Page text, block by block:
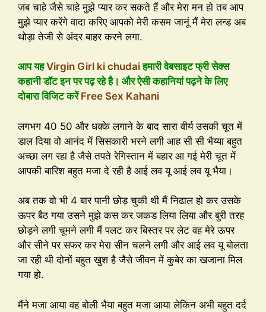
जब चाहे जैसे चाहे मुझे प्यार कर सकते हैं और मेरा मन हो तब आप
मुझे प्यार करेंगे वादा करिए आपको मेरी कसम जानूं मैं मेरा लन्ड अब
थोड़ा तेजी से अंदर बाहर करने लगा.
आप यहVirgin Girl ki chudaiहमारी वेबसाइट फ्री सेक्स
कहानी डॉट इन पर पढ़ रहे है। और ऐसी कहानियां पढ़ने के लिए
दोबारा विजिट करेंFree Sex Kahani
लगभग 40 50 और धक्के लगाने के बाद सारा वीर्य उसकी चूत में
डाल दिया वो आनंद में सिसकारी भरने लगी आह सी सी भैय्या बहुत
अच्छा लग रहा है जैसे तपते रेगिस्तान में बहार आ गई मेरी चूत में
आपकी बारिश बहुत मजा दे रही है आई लव यू आई लव यू भैया।
अब तक वो भी 4 बार पानी छोड़ चुकी थी मैं निढाल हो कर उसके
ऊपर बैठ गया उसने मुझे कस कर ज‌कड लिया लिया और बुरी तरह
छोड़ने लगी चूमने लगी मैं पलट कर बिस्तर पर लेट वह मेरे ऊपर
और सीने पर सफर कर मेरा सीन चलने लगी और आई लव यू बोलता
जा रही थी दोनों बहुत खुश है जैसे जीवन में कुबेर का खजाना मिल
गया हो.
मैंने मजा आया वह बोली भैया बहुत मजा आया लेकिन अभी बहुत दर्द